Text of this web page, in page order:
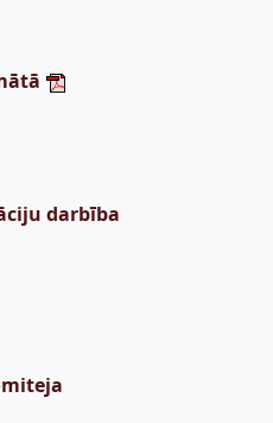
darbība